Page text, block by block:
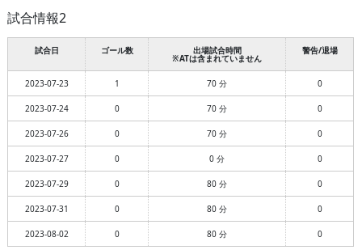
試合情報2
試合日 ゴール数 出場試合時間
※ATは含まれていません
警告/退場
2023-07-23 1 70 分 0
2023-07-24 0 70 分 0
2023-07-26 0 70 分 0
2023-07-27 0 0 分 0
2023-07-29 0 80 分 0
2023-07-31 0 80 分 0
2023-08-02 0 80 分 0